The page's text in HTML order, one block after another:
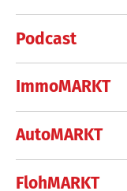
Podcast
ImmoMARKT
AutoMARKT
FlohMARKT